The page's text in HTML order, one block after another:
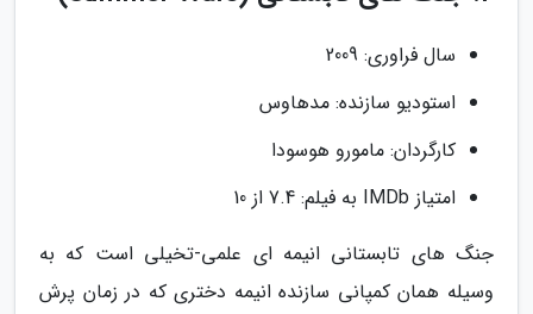
سال فراوری: 2009
استودیو سازنده: مدهاوس
کارگردان: مامورو هوسودا
امتیاز IMDb به فیلم: 7.4 از 10
جنگ های تابستانی انیمه ای علمی-تخیلی است که به
وسیله همان کمپانی سازنده انیمه دختری که در زمان پرش